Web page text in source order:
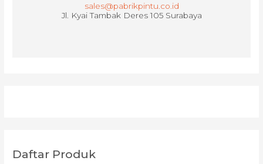
sales@pabrikpintu.co.id
Jl. Kyai Tambak Deres 105 Surabaya
Daftar Produk